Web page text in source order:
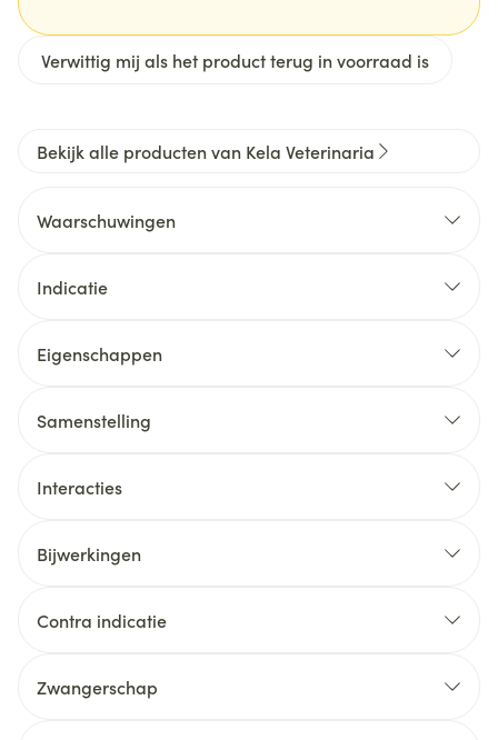
Verwittig mij als het product terug in voorraad is
Bekijk alle producten van Kela Veterinaria
Waarschuwingen
Indicatie
Eigenschappen
Samenstelling
Interacties
Bijwerkingen
Contra indicatie
Zwangerschap